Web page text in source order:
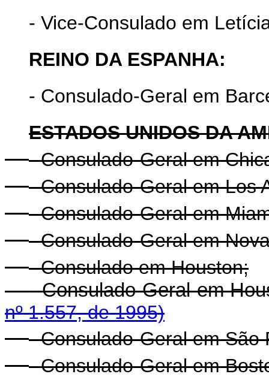
- Vice-Consulado em
REINO DA ESPANHA:
- Consulado-Geral em
ESTADOS UNIDOS DA
- Consulado-Geral em
- Consulado-Geral em Los
- Consulado-Geral em
- Consulado-Geral em
- Consulado em Houston;
-Consulado-Geral em
nº 1.557, de 1995)
- Consulado-Geral em São
- Consulado-Geral em